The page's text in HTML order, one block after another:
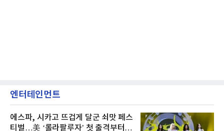
엔터테인먼트
에스파, 시카고 뜨겁게 달군 쇠맛 페스
티벌…美 ‘롤라팔루자’ 첫 출격부터